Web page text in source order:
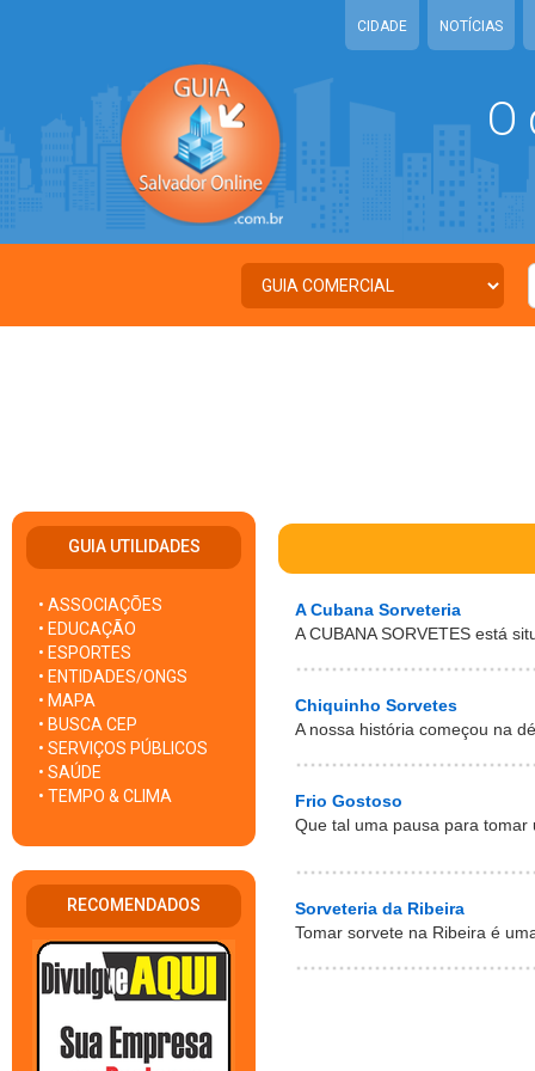
CIDADE NOTÍCIAS
O
GUIA UTILIDADES
• ASSOCIAÇÕES
• EDUCAÇÃO
• ESPORTES
• ENTIDADES/ONGS
• MAPA
• BUSCA CEP
• SERVIÇOS PÚBLICOS
• SAÚDE
• TEMPO & CLIMA
RECOMENDADOS
A Cubana Sorveteria
A CUBANA SORVETES está
Chiquinho Sorvetes
A nossa história começou na
Frio Gostoso
Que tal uma pausa para
Sorveteria da Ribeira
Tomar sorvete na Ribeira é